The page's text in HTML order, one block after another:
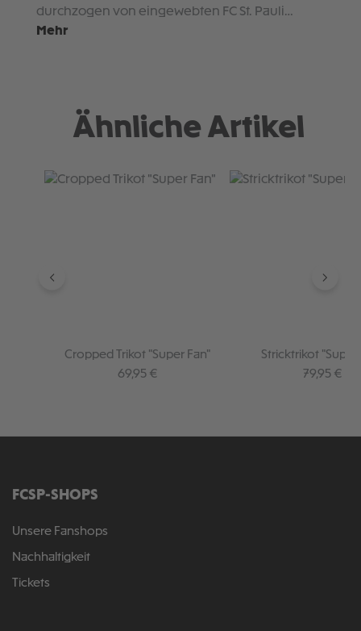
durchzogen von eingewebten FC St. Pauli…
Mehr
Ähnliche Artikel
Produktgalerie überspringen
Cropped Trikot "Super Fan"
Regulärer Preis:
69,95 €
Stricktrikot "Super
Regulärer
79,95 €
FCSP-SHOPS
Unsere Fanshops
Nachhaltigkeit
Tickets